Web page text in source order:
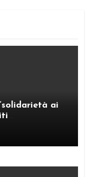
ai
al